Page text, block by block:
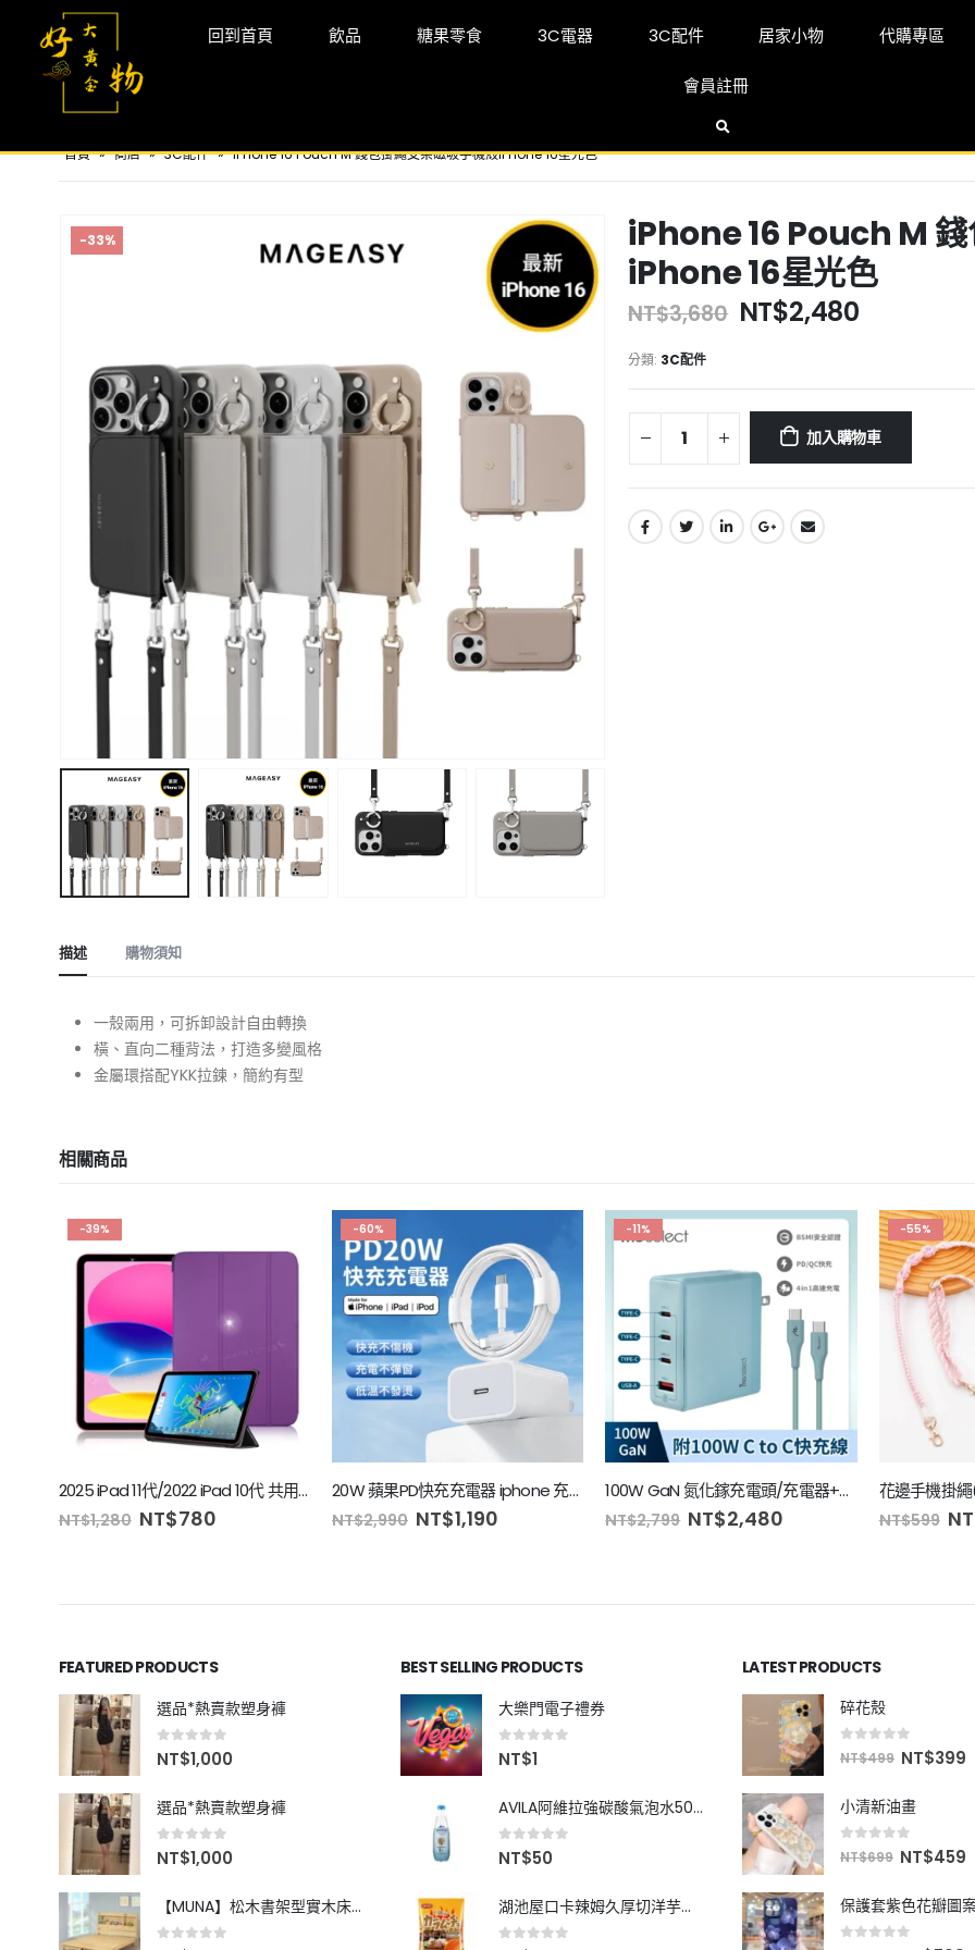
回到首頁 飲品 糖果零食 3C電器 3C配件 居家小物 代購專區
會員註冊
首頁 » 商店 » 3C配件 » iPhone 16 Pouch M 錢包掛繩支架磁吸手機殼iPhone 16星光色
-33%
iPhone 16 Pouch M
iPhone 16星光色
NT$3,680 NT$2,480
分類: 3C配件
加入購物車
描述 購物須知
一殼兩用，可拆卸設計自由轉換
橫、直向二種背法，打造多變風格
金屬環搭配YKK拉鍊，簡約有型
相關商品
-39%
2025 iPad 11代/2022 iPad 10代 共用 經典皮紋 三折平板保護皮套
NT$1,280 NT$780
-60%
20W 蘋果PD快充充電器 iphone 充電頭 豆腐頭(贈Type-C轉lighting快充線)
NT$2,990 NT$1,190
-11%
100W GaN 氮化鎵充電頭/充電器+贈 Type C 手機充電線(手機/筆電/平板皆適用)
NT$2,799 NT$2,480
-55%
NT$599
FEATURED PRODUCTS
選品*熱賣款塑身褲
0 out of 5
NT$1,000
選品*熱賣款塑身褲
0 out of 5
NT$1,000
【MUNA】松木書架型實木床(全組)-雙人5尺
BEST SELLING PRODUCTS
大樂門電子禮券
0 out of 5
NT$1
AVILA阿維拉強碳酸氣泡水500ml
0 out of 5
NT$50
湖池屋口卡辣姆久厚切洋芋片-椒麻雞口味78g
LATEST PRODUCTS
碎花殼
0out of 5
NT$499 NT$399
小清新油畫
0out of 5
NT$699 NT$459
保護套紫色花瓣圖